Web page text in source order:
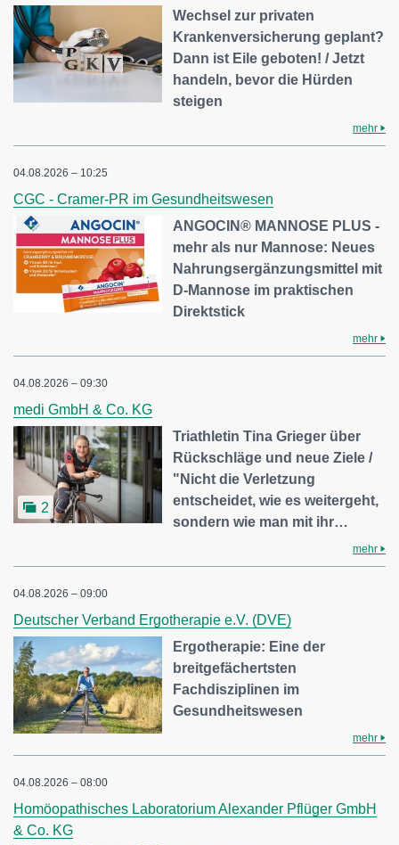
Wechsel zur privaten
Krankenversicherung geplant?
Dann ist Eile geboten! / Jetzt
handeln, bevor die Hürden
steigen
mehr
04.08.2026 – 10:25
CGC - Cramer-PR im Gesundheitswesen
ANGOCIN® MANNOSE PLUS -
mehr als nur Mannose: Neues
Nahrungsergänzungsmittel mit
D-Mannose im praktischen
Direktstick
mehr
04.08.2026 – 09:30
medi GmbH & Co. KG
2
Triathletin Tina Grieger über
Rückschläge und neue Ziele /
"Nicht die Verletzung
entscheidet, wie es weitergeht,
sondern wie man mit ihr…
mehr
04.08.2026 – 09:00
Deutscher Verband Ergotherapie e.V. (DVE)
Ergotherapie: Eine der
breitgefächertsten
Fachdisziplinen im
Gesundheitswesen
mehr
04.08.2026 – 08:00
Homöopathisches Laboratorium Alexander Pflüger GmbH
& Co. KG